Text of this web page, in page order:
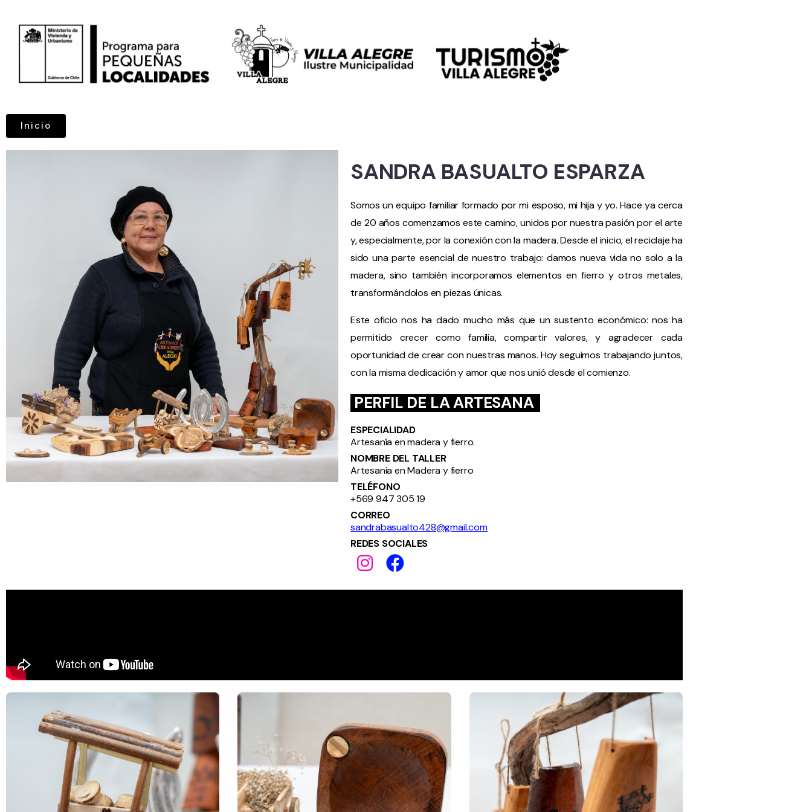
Inicio
SANDRA BASUALTO ESPARZA
Somos un equipo familiar formado por mi esposo, mi hija y yo. Hace ya cerca
de 20 años comenzamos este camino, unidos por nuestra pasión por el arte
y, especialmente, por la conexión con la madera. Desde el inicio, el reciclaje ha
sido una parte esencial de nuestro trabajo: damos nueva vida no solo a la
madera, sino también incorporamos elementos en fierro y otros metales,
transformándolos en piezas únicas.
Este oficio nos ha dado mucho más que un sustento económico: nos ha
permitido crecer como familia, compartir valores, y agradecer cada
oportunidad de crear con nuestras manos. Hoy seguimos trabajando juntos,
con la misma dedicación y amor que nos unió desde el comienzo.
PERFIL DE LA ARTESANA
ESPECIALIDAD
Artesanía en madera y fierro.
NOMBRE DEL TALLER
Artesanía en Madera y fierro
TELÉFONO
+569 947 305 19
CORREO
sandrabasualto428@gmail.com
REDES SOCIALES